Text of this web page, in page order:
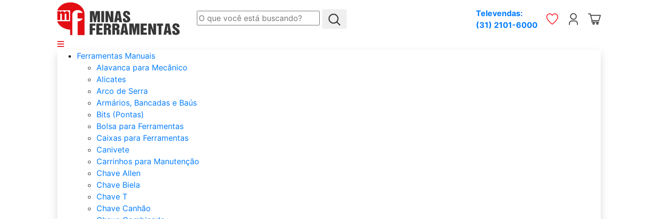
Televendas:
(31) 2101-6000
Ferramentas Manuais
Alavanca para Mecânico
Alicates
Arco de Serra
Armários, Bancadas e Baús
Bits (Pontas)
Bolsa para Ferramentas
Caixas para Ferramentas
Canivete
Carrinhos para Manutenção
Chave Allen
Chave Biela
Chave T
Chave Canhão